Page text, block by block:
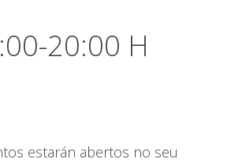
20:00 H
estarán abertos no seu